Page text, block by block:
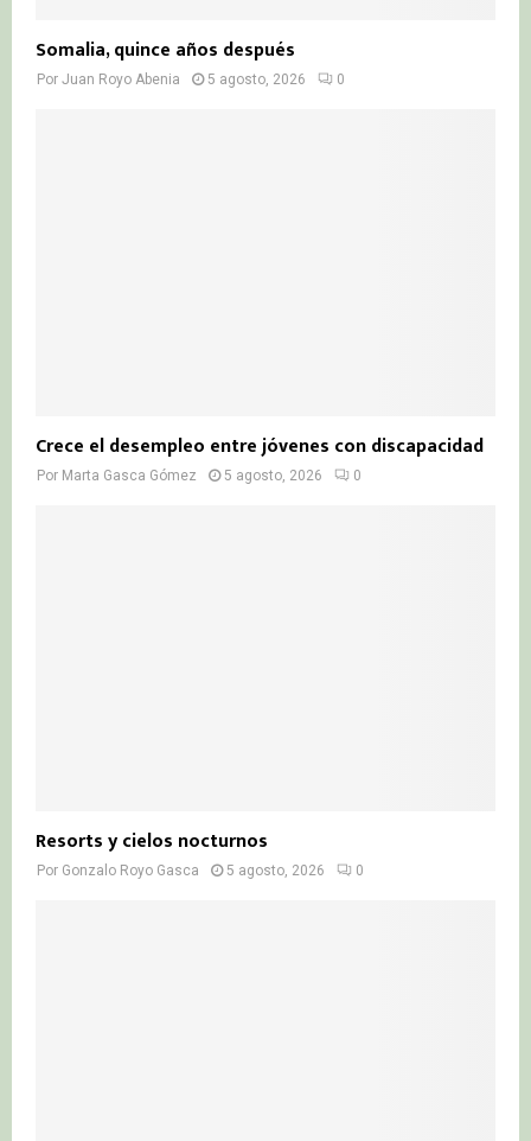
Somalia, quince años después
Por Juan Royo Abenia 5 agosto, 2026 0
Crece el desempleo entre jóvenes con discapacidad
Por Marta Gasca Gómez 5 agosto, 2026 0
Resorts y cielos nocturnos
Por Gonzalo Royo Gasca 5 agosto, 2026 0